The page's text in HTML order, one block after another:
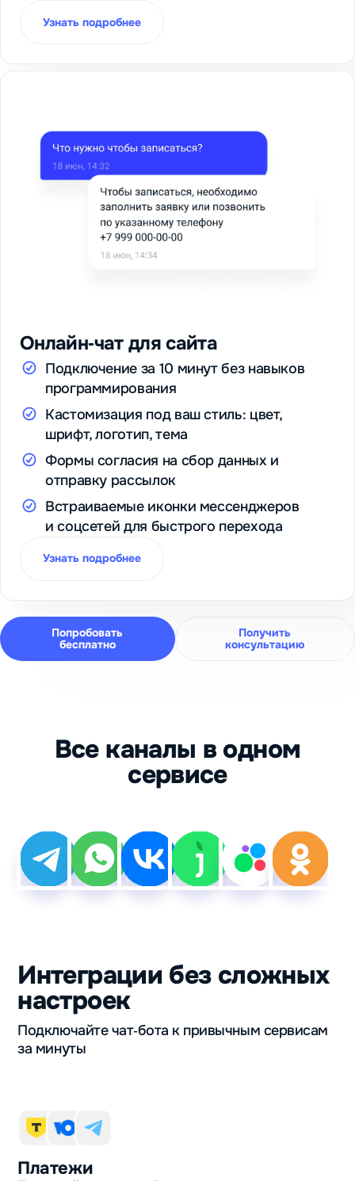
Узнать подробнее
Онлайн‑чат для сайта
Подключение за 10 минут без навыков
программирования
Кастомизация под ваш стиль: цвет,
шрифт, логотип, тема
Формы согласия на сбор данных и
отправку рассылок
Встраиваемые иконки мессенджеров
и соцсетей для быстрого перехода
Узнать подробнее
Попробовать
бесплатно
Получить
консультацию
Все каналы в одном
сервисе
Интеграции без сложных
настроек
Подключайте чат‑бота к привычным сервисам
за минуты
Платежи